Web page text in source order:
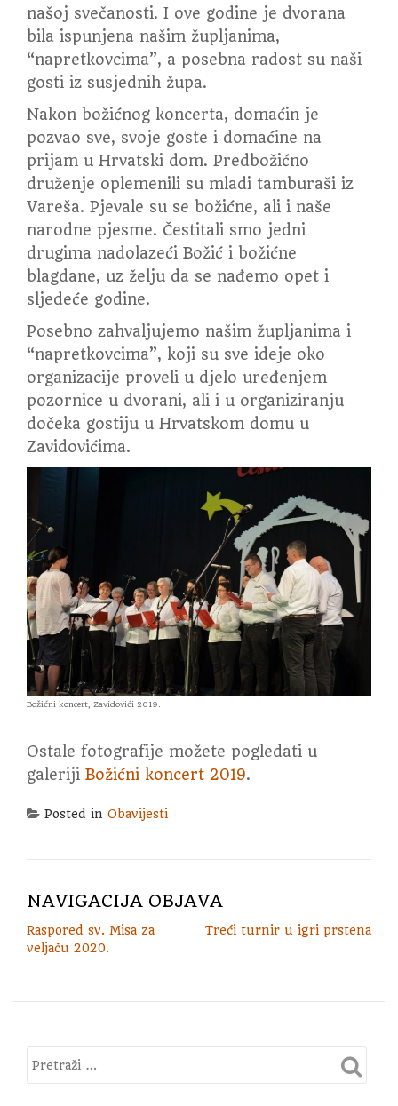
našoj svečanosti. I ove godine je dvorana
bila ispunjena našim župljanima,
“napretkovcima”, a posebna radost su naši
gosti iz susjednih župa.
Nakon božićnog koncerta, domaćin je
pozvao sve, svoje goste i domaćine na
prijam u Hrvatski dom. Predbožićno
druženje oplemenili su mladi tamburaši iz
Vareša. Pjevale su se božićne, ali i naše
narodne pjesme. Čestitali smo jedni
drugima nadolazeći Božić i božićne
blagdane, uz želju da se nađemo opet i
sljedeće godine.
Posebno zahvaljujemo našim župljanima i
“napretkovcima”, koji su sve ideje oko
organizacije proveli u djelo uređenjem
pozornice u dvorani, ali i u organiziranju
dočeka gostiju u Hrvatskom domu u
Zavidovićima.
Božićni koncert, Zavidovići 2019.
Ostale fotografije možete pogledati u
galeriji Božićni koncert 2019.
Posted in Obavijesti
NAVIGACIJA OBJAVA
Raspored sv. Misa za
veljaču 2020.
Treći turnir u igri prstena